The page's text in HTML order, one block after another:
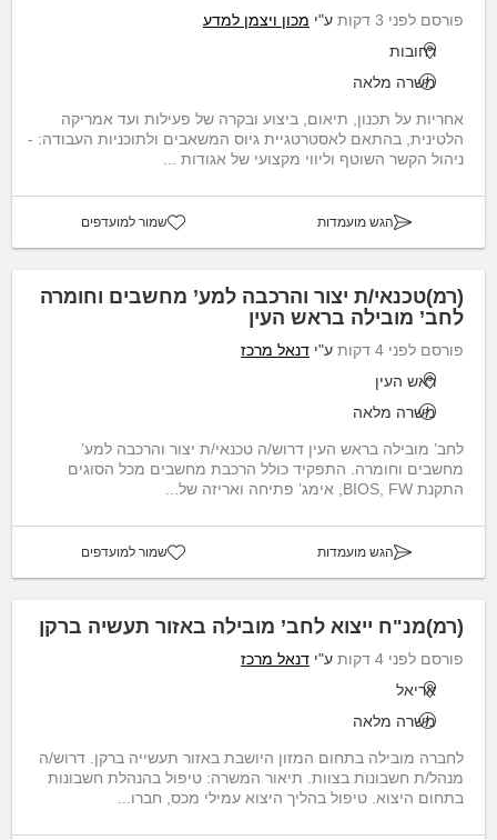
פורסם לפני 3 דקות ע"י מכון ויצמן למדע
רחובות
משרה מלאה
אחריות על תכנון, תיאום, ביצוע ובקרה של פעילות ועד אמריקה
הלטינית, בהתאם לאסטרטגיית גיוס המשאבים ולתוכניות העבודה: -
ניהול הקשר השוטף וליווי מקצועי של אגודות ...
הגש מועמדות שמור למועדפים
(רמ)טכנאי/ת יצור והרכבה למע’ מחשבים וחומרה
לחב’ מובילה בראש העין
פורסם לפני 4 דקות ע"י דנאל מרכז
ראש העין
משרה מלאה
לחב’ מובילה בראש העין דרוש/ה טכנאי/ת יצור והרכבה למע’
מחשבים וחומרה. התפקיד כולל הרכבת מחשבים מכל הסוגים
התקנת BIOS, FW, אימג’ פתיחה ואריזה של...
הגש מועמדות שמור למועדפים
(רמ)מנ"ח ייצוא לחב’ מובילה באזור תעשיה ברקן
פורסם לפני 4 דקות ע"י דנאל מרכז
אריאל
משרה מלאה
לחברה מובילה בתחום המזון היושבת באזור תעשייה ברקן. דרוש/ה
מנהל/ת חשבונות בצוות. תיאור המשרה: טיפול בהנהלת חשבונות
בתחום היצוא. טיפול בהליך היצוא עמילי מכס, חברו...